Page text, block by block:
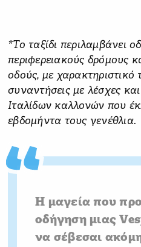
*Το ταξίδι περιλαμβάνει
περιφερειακούς δρόμους
οδούς, με χαρακτηριστικό
συναντήσεις με λέσχες
Ιταλίδων καλλονών που
εβδομήντα τους γενέθλια.
Η μαγεία που
οδήγηση μιας
να σέβεσαι